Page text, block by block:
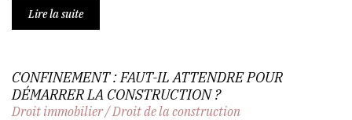
Lire la suite
CONFINEMENT : FAUT-IL ATTENDRE POUR
DÉMARRER LA CONSTRUCTION ?
Droit immobilier/Droit de la construction